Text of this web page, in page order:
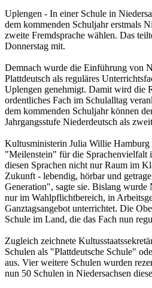
Uplengen - In einer Schule in
dem kommenden Schuljahr erstmals
zweite Fremdsprache wählen. Das
Donnerstag mit.
Demnach wurde die Einführung von
Plattdeutsch als reguläres
Uplengen genehmigt. Damit wird die
ordentliches Fach im Schulalltag
dem kommenden Schuljahr können
Jahrgangsstufe Niederdeutsch als
Kultusministerin Julia Willie Hamburg
"Meilenstein" für die Sprachenvielfalt
diesen Sprachen nicht nur Raum im
Zukunft - lebendig, hörbar und
Generation", sagte sie. Bislang wurde
nur im Wahlpflichtbereich, in
Ganztagsangebot unterrichtet. Die
Schule im Land, die das Fach nun
Zugleich zeichnete
Schulen als "Plattdeutsche Schule"
aus. Vier weitere Schulen wurden
nun 50 Schulen in Niedersachsen